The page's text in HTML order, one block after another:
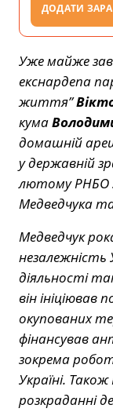
ДОДАТИ
Уже майже
екснардепа
життя”
кума
домашній
у державній
лютому РНБО
Медведчука
Медведчук
незалежність
діяльності
він
окупованих
фінансував
зокрема
Україні.
розкраданні